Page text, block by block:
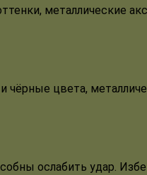
металлические
чёрные цвета,
ослабить удар.